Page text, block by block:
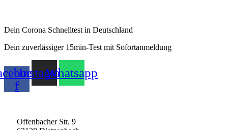
Dein Corona Schnelltest in Deutschland
Dein zuverlässiger 15min-Test mit Sofortanmeldung
f
InstagramWhatsapp
Offenbacher Str. 9